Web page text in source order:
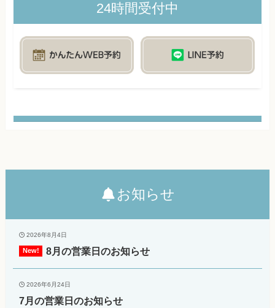
24時間受付中
お知らせ
2026年8月4日
8月の営業日のお知らせ
2026年6月24日
7月の営業日のお知らせ